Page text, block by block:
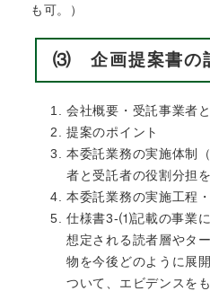
も可。）
⑶ 企画提案書の
会社概要・受託事業者
提案のポイント
本委託業務の実施体制
者と受託者の役割分担を
本委託業務の実施工程
仕様書3-⑴記載の事業
想定される読者層やタ
物を今後どのように展
ついて、エビデンスを